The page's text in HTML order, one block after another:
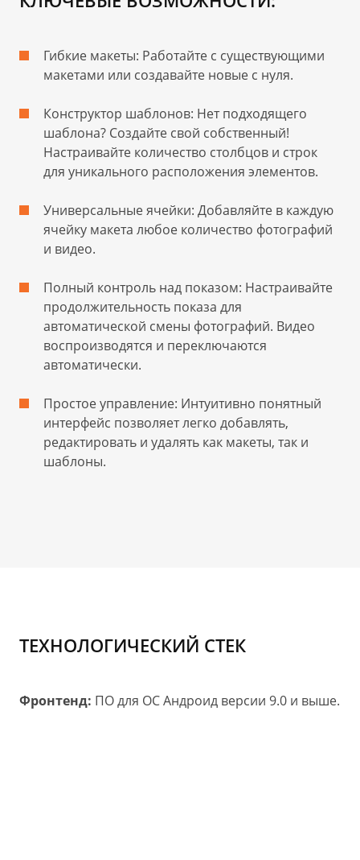
Гибкие макеты: Работайте с существующими
макетами или создавайте новые с нуля.
Конструктор шаблонов: Нет подходящего
шаблона? Создайте свой собственный!
Настраивайте количество столбцов и строк
для уникального расположения элементов.
Универсальные ячейки: Добавляйте в каждую
ячейку макета любое количество фотографий
и видео.
Полный контроль над показом: Настраивайте
продолжительность показа для
автоматической смены фотографий. Видео
воспроизводятся и переключаются
автоматически.
Простое управление: Интуитивно понятный
интерфейс позволяет легко добавлять,
редактировать и удалять как макеты, так и
шаблоны.
ТЕХНОЛОГИЧЕСКИЙ СТЕК
Фронтенд: ПО для ОС Андроид версии 9.0 и выше.